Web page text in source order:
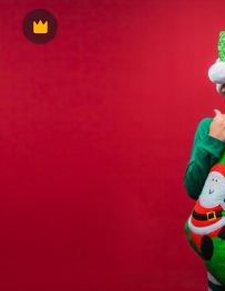
Premium